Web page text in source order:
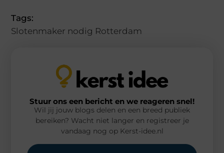
Tags:
Slotenmaker nodig Rotterdam
Stuur ons een bericht en we reageren snel!
Wil jij jouw blogs delen en een breed publiek
bereiken? Wacht niet langer en registreer je
vandaag nog op Kerst-idee.nl